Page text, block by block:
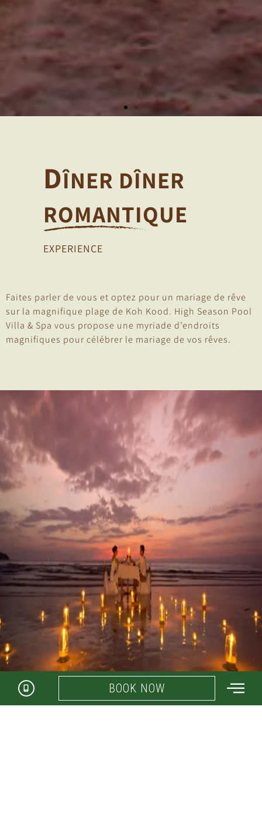
DÎNER DÎNER
ROMANTIQUE
EXPERIENCE
Faites parler de vous et optez pour un mariage de rêve
sur la magnifique plage de Koh Kood. High Season Pool
Villa & Spa vous propose une myriade d’endroits
magnifiques pour célébrer le mariage de vos rêves.
BOOK NOW